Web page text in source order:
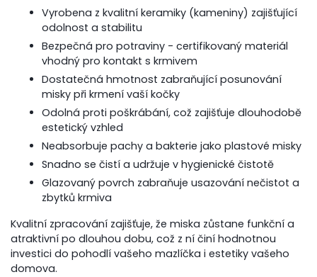
Vyrobena z kvalitní keramiky (kameniny) zajišťující
odolnost a stabilitu
Bezpečná pro potraviny - certifikovaný materiál
vhodný pro kontakt s krmivem
Dostatečná hmotnost zabraňující posunování
misky při krmení vaší kočky
Odolná proti poškrábání, což zajišťuje dlouhodobě
estetický vzhled
Neabsorbuje pachy a bakterie jako plastové misky
Snadno se čistí a udržuje v hygienické čistotě
Glazovaný povrch zabraňuje usazování nečistot a
zbytků krmiva
Kvalitní zpracování zajišťuje, že miska zůstane funkční a
atraktivní po dlouhou dobu, což z ní činí hodnotnou
investici do pohodlí vašeho mazlíčka i estetiky vašeho
domova.